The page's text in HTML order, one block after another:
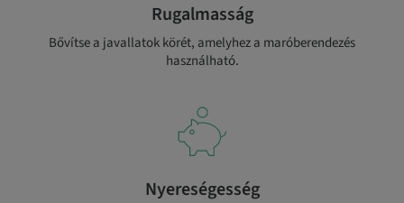
Rugalmasság
Bővítse a javallatok körét, amelyhez a maróberendezés
használható.
Nyereségesség